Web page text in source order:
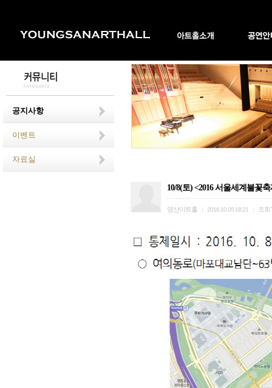
공지사항
이벤트
자료실
10/8(토) <2016 서울세계불꽃
영산아트홀 2016.10.05 18:21 조회